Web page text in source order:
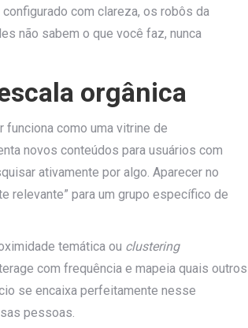
com clareza, os robôs da
não sabem o que você faz, nunca
orgânica
funciona como uma vitrine de
novos conteúdos para usuários com
ativamente por algo. Aparecer no
relevante” para um grupo específico de
temática ou clustering
com frequência e mapeia quais outros
se encaixa perfeitamente nesse
pessoas.